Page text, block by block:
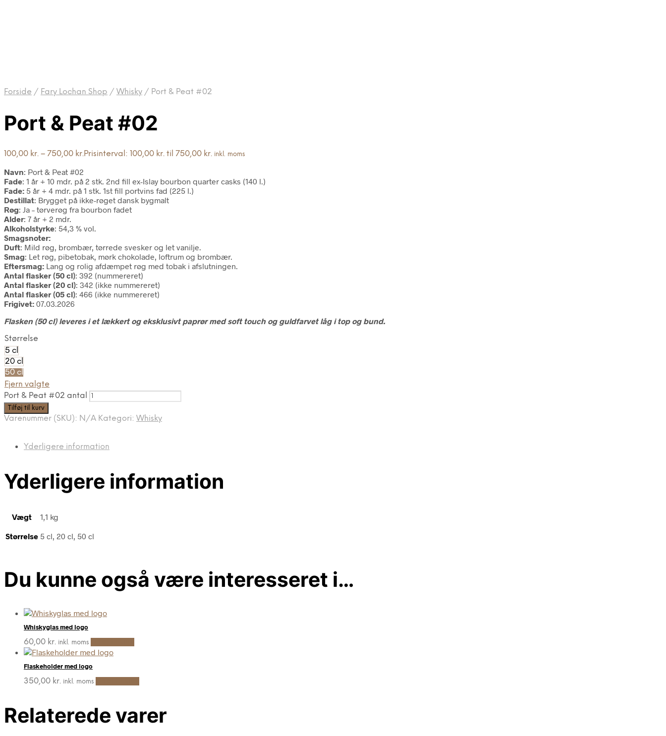
Forside / Fary Lochan Shop / Whisky / Port & Peat #02
Port & Peat #02
100,00 kr. – 750,00 kr.Prisinterval: 100,00 kr. til 750,00 kr. inkl. moms
Navn: Port & Peat #02
Fade: 1 år + 10 mdr. på 2 stk. 2nd fill ex-Islay bourbon quarter casks (140 l.)
Fade: 5 år + 4 mdr. på 1 stk. 1st fill portvins fad (225 l.)
Destillat: Brygget på ikke-røget dansk bygmalt
Røg: Ja – tørverøg fra bourbon fadet
Alder: 7 år + 2 mdr.
Alkoholstyrke: 54,3 % vol.
Smagsnoter:
Duft: Mild røg, brombær, tørrede svesker og let vanilje.
Smag: Let røg, pibetobak, mørk chokolade, loftrum og brombær.
Eftersmag: Lang og rolig afdæmpet røg med tobak i afslutningen.
Antal flasker (50 cl): 392 (nummereret)
Antal flasker (20 cl): 342 (ikke nummereret)
Antal flasker (05 cl): 466 (ikke nummereret)
Frigivet: 07.03.2026
Flasken (50 cl) leveres i et lækkert og eksklusivt paprør med soft touch og guldfarvet låg i top og bund.
Størrelse
5 cl
20 cl
50 cl
Fjern valgte
Port & Peat #02 antal
Tilføj til kurv
Varenummer (SKU): N/A Kategori: Whisky
Yderligere information
Yderligere information
Vægt 1,1 kg
Størrelse 5 cl, 20 cl, 50 cl
Du kunne også være interesseret i…
Whiskyglas med logo
60,00 kr. inkl. moms
Flaskeholder med logo
350,00 kr. inkl. moms
Relaterede varer